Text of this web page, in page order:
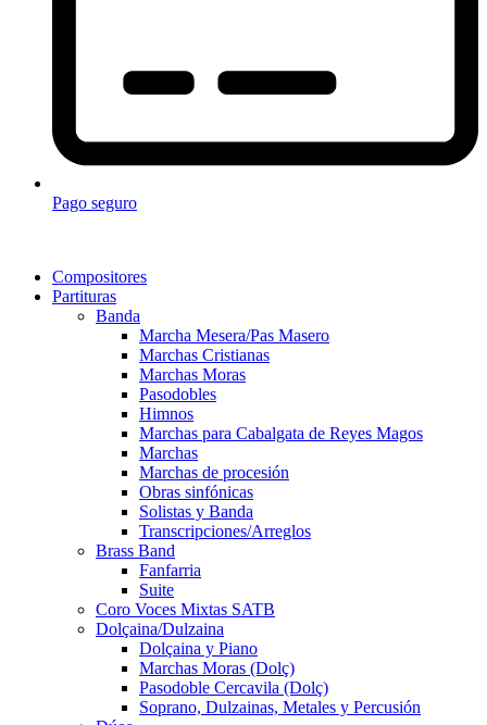
Pago seguro
Compositores
Partituras
Banda
Marcha Mesera/Pas Masero
Marchas Cristianas
Marchas Moras
Pasodobles
Himnos
Marchas para Cabalgata de Reyes Magos
Marchas
Marchas de procesión
Obras sinfónicas
Solistas y Banda
Transcripciones/Arreglos
Brass Band
Fanfarria
Suite
Coro Voces Mixtas SATB
Dolçaina/Dulzaina
Dolçaina y Piano
Marchas Moras (Dolç)
Pasodoble Cercavila (Dolç)
Soprano, Dulzainas, Metales y Percusión